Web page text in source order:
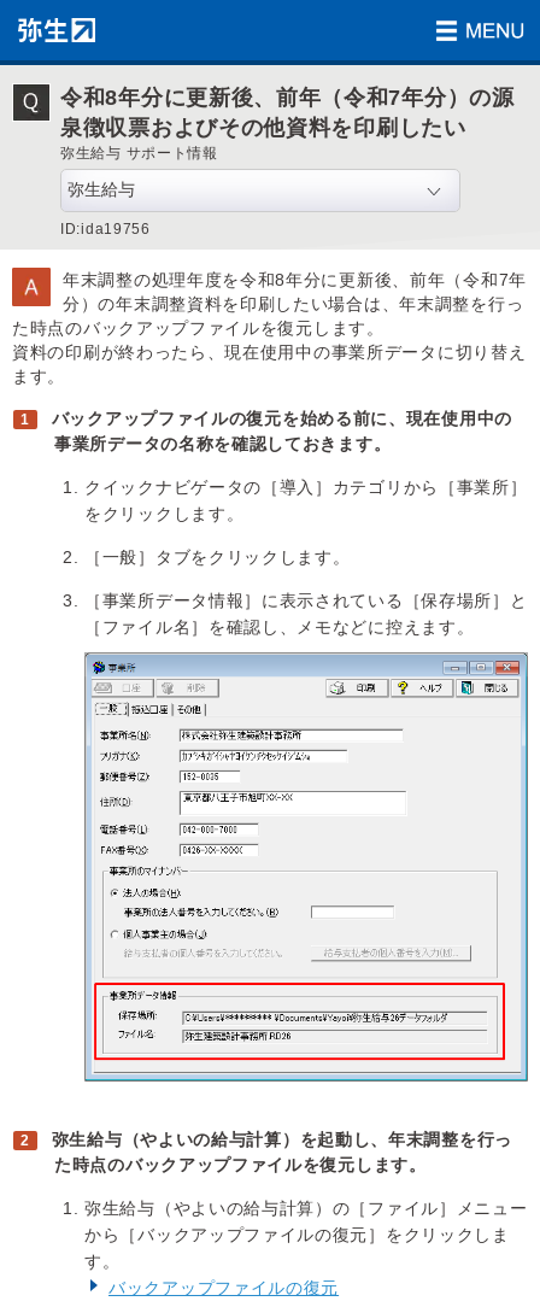
令和8年分に更新後、前年（令和7年分）の源
泉徴収票およびその他資料を印刷したい
弥生給与 サポート情報
ID:ida19756
年末調整の処理年度を令和8年分に更新後、前年（令和7年
分）の年末調整資料を印刷したい場合は、年末調整を行っ
た時点のバックアップファイルを復元します。
資料の印刷が終わったら、現在使用中の事業所データに切り替え
ます。
バックアップファイルの復元を始める前に、現在使用中の
事業所データの名称を確認しておきます。
クイックナビゲータの［導入］カテゴリから［事業所］
をクリックします。
［一般］タブをクリックします。
［事業所データ情報］に表示されている［保存場所］と
［ファイル名］を確認し、メモなどに控えます。
弥生給与（やよいの給与計算）を起動し、年末調整を行っ
た時点のバックアップファイルを復元します。
弥生給与（やよいの給与計算）の［ファイル］メニュー
から［バックアップファイルの復元］をクリックしま
す。
バックアップファイルの復元